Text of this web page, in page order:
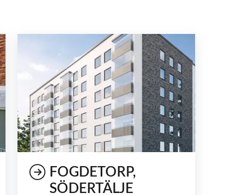
FOGDETORP,
SÖDERTÄLJE